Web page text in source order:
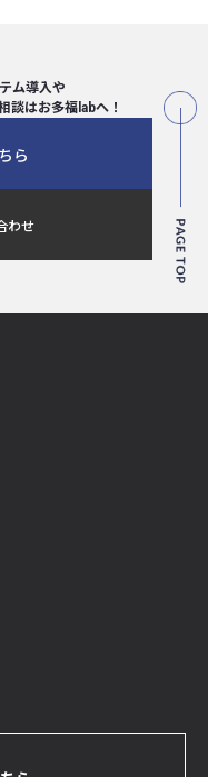
ム導入や
談はお多福labへ！
ら
わせ